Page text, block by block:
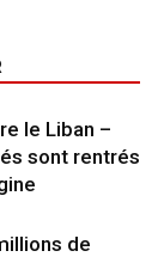
le Liban –
sont rentrés
de